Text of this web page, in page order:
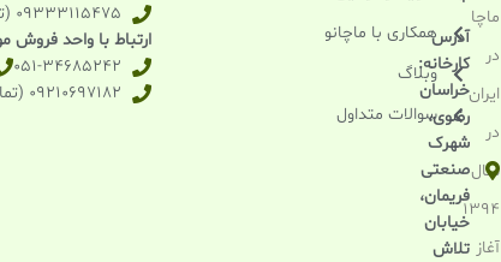
ماچا
در
ایران
در
سال
1394
آغاز
آدرس
کارخانه:
خراسان
رضوی،
شهرک
صنعتی
فریمان،
خیابان
تلاش
همکاری با ماچانو
وبلاگ
سوالات متداول
09333115475 (تماس تلفنی)
ارتباط با واحد فروش
051-34685242
09210697182 (تماس تلفنی)